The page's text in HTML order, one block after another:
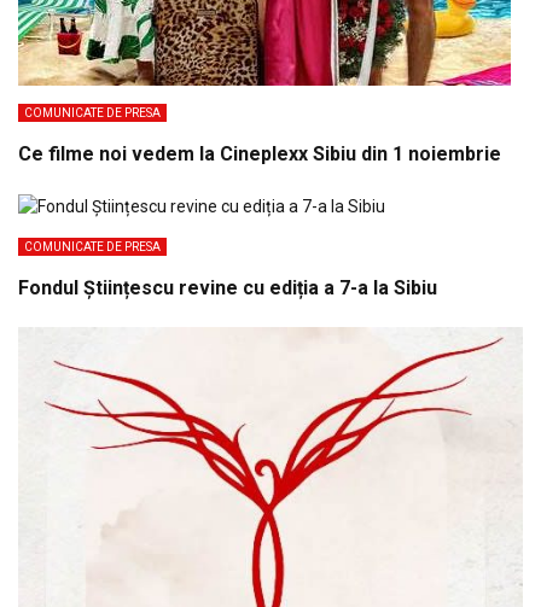
COMUNICATE DE PRESA
Ce filme noi vedem la Cineplexx Sibiu din 1 noiembrie
COMUNICATE DE PRESA
Fondul Științescu revine cu ediția a 7-a la Sibiu